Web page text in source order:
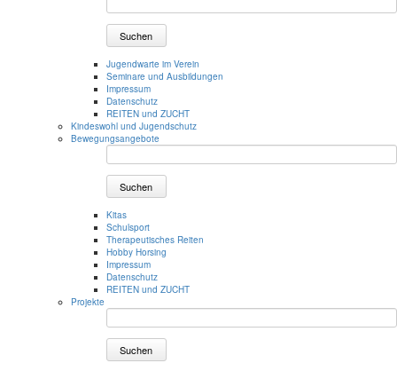
Suchen
Jugendwarte im Verein
Seminare und Ausbildungen
Impressum
Datenschutz
REITEN und ZUCHT
Kindeswohl und Jugendschutz
Bewegungsangebote
Suchen
Kitas
Schulsport
Therapeutisches Reiten
Hobby Horsing
Impressum
Datenschutz
REITEN und ZUCHT
Projekte
Suchen